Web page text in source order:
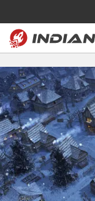
Magazín
Recenze
Videa
Soutěže
Databáze